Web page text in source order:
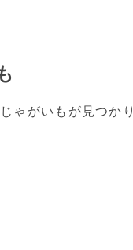
ゃがいもが見つかり